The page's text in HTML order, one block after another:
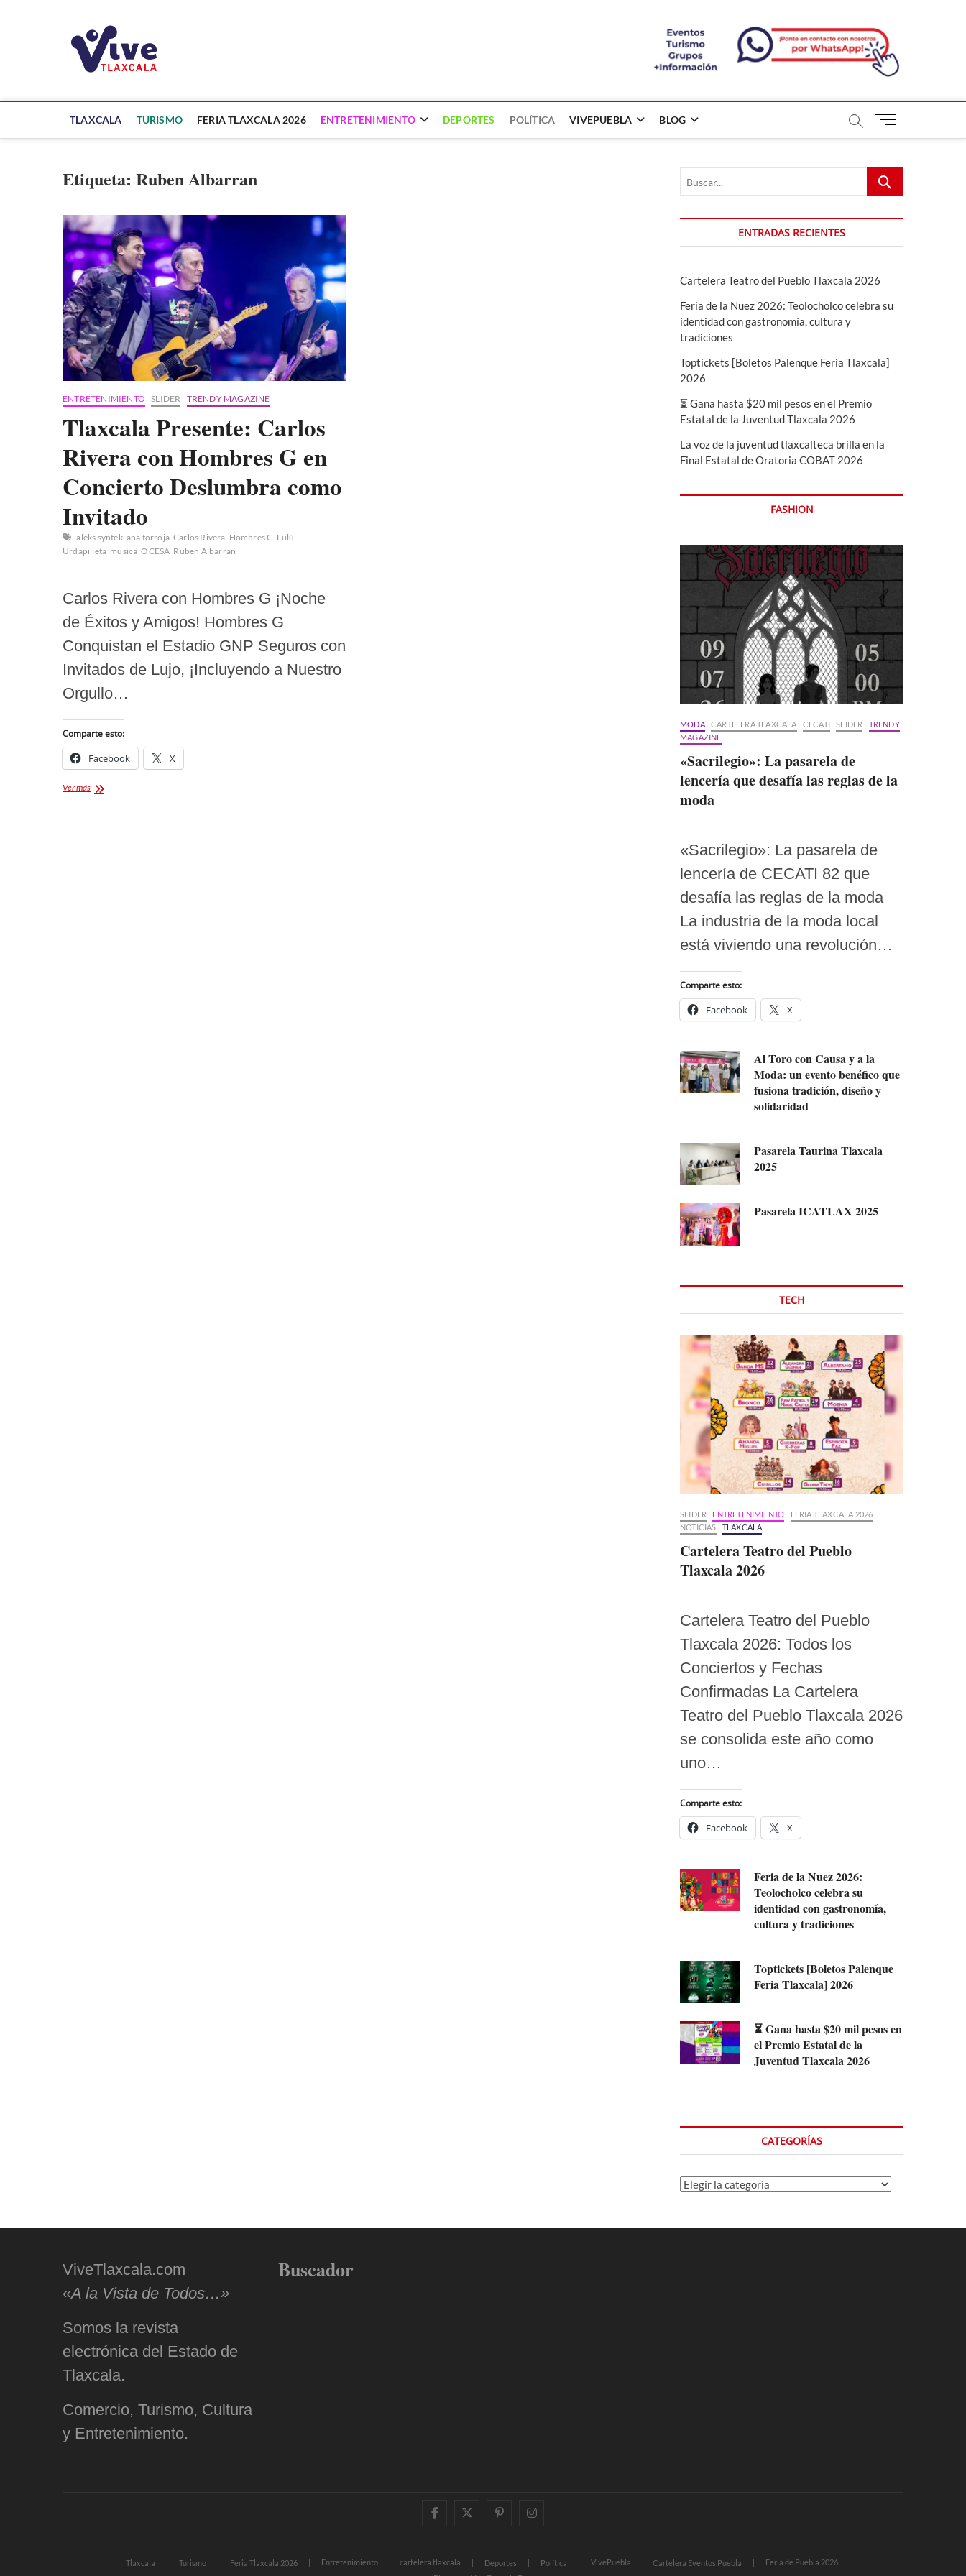
TLAXCALA TURISMO FERIA TLAXCALA 2026 ENTRETENIMIENTO DEPORTES POLÍTICA VIVEPUEBLA BLOG
B
ó
n
d
e
Etiqueta: Ruben Albarran
ENTRETENIMIENTO SLIDER TRENDY MAGAZINE
Tlaxcala Presente: Carlos
Rivera con Hombres G en
Concierto Deslumbra como
Invitado
aleks syntek ana torroja Carlos Rivera Hombres G Lulú
Urdapilleta musica OCESA Ruben Albarran
Carlos Rivera con Hombres G ¡Noche
de Éxitos y Amigos! Hombres G
Conquistan el Estadio GNP Seguros con
Invitados de Lujo, ¡Incluyendo a Nuestro
Orgullo…
Comparte esto:
Facebook X
Ver másTlaxcala
Buscar...
ENTRADAS RECIENTES
Cartelera Teatro del Pueblo Tlaxcala 2026
Feria de la Nuez 2026: Teolocholco celebra su
identidad con gastronomía, cultura y
tradiciones
Toptickets [Boletos Palenque Feria Tlaxcala]
2026
⏳ Gana hasta $20 mil pesos en el Premio
Estatal de la Juventud Tlaxcala 2026
La voz de la juventud tlaxcalteca brilla en la
Final Estatal de Oratoria COBAT 2026
FASHION
MODA CARTELERA TLAXCALA CECATI SLIDER
TRENDY
MAGAZINE
«Sacrilegio»: La pasarela de
lencería que desafía las reglas de la
moda
«Sacrilegio»: La pasarela de
lencería de CECATI 82 que
desafía las reglas de la moda
La industria de la moda local
está viviendo una revolución…
Comparte esto:
Facebook X
Al Toro con Causa y a la
Moda: un evento benéfico que
fusiona tradición, diseño y
solidaridad
Pasarela Taurina Tlaxcala
2025
Pasarela ICATLAX 2025
TECH
SLIDER ENTRETENIMIENTO
FERIA TLAXCALA 2026
NOTICIAS
TLAXCALA
Cartelera Teatro del Pueblo
Tlaxcala 2026
Cartelera Teatro del Pueblo
Tlaxcala 2026: Todos los
Conciertos y Fechas
Confirmadas La Cartelera
Teatro del Pueblo Tlaxcala 2026
se consolida este año como
uno…
Comparte esto:
Facebook X
Feria de la Nuez 2026:
Teolocholco celebra su
identidad con gastronomía,
cultura y tradiciones
Toptickets [Boletos Palenque
Feria Tlaxcala] 2026
⏳ Gana hasta $20 mil pesos en
el Premio Estatal de la
Juventud Tlaxcala 2026
CATEGORÍAS
Categorías
ViveTlaxcala.com
«A la Vista de Todos…»
Somos la revista
electrónica del Estado de
Tlaxcala.
Comercio, Turismo, Cultura
y Entretenimiento.
Buscador
facebooktwitter
pinterestinstagram
Tlaxcala Turismo Feria Tlaxcala 2026 Entretenimiento cartelera tlaxcala Deportes Política VivePuebla Cartelera Eventos Puebla
Feria de Puebla 2026